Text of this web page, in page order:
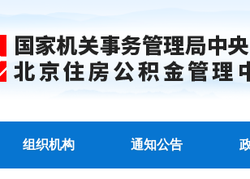
组织机构 通知公告